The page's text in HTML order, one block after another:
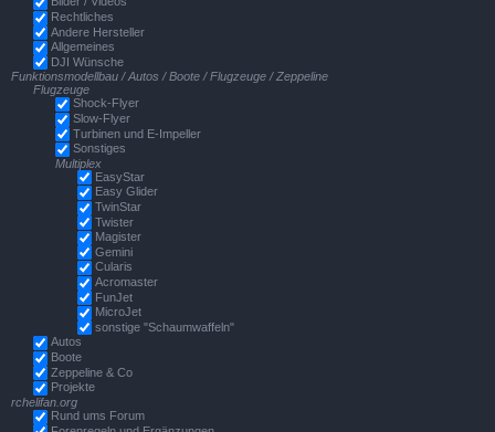
Rechtliches
Andere Hersteller
Allgemeines
DJI Wünsche
Funktionsmodellbau / Autos / Boote / Flugzeuge / Zeppeline
Flugzeuge
Shock-Flyer
Slow-Flyer
Turbinen und E-Impeller
Sonstiges
Multiplex
EasyStar
Easy Glider
TwinStar
Twister
Magister
Gemini
Cularis
Acromaster
FunJet
MicroJet
sonstige "Schaumwaffeln"
Autos
Boote
Zeppeline & Co
Projekte
rchelifan.org
Rund ums Forum